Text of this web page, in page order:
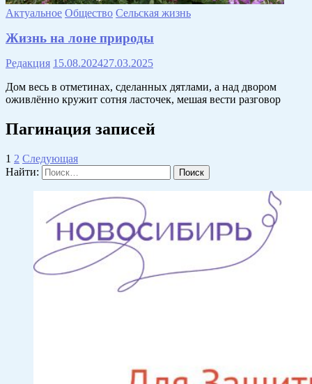
Актуальное Общество Сельская жизнь
Жизнь на лоне природы
Редакция 15.08.202427.03.2025
Дом весь в отметинах, сделанных дятлами, а над двором
оживлённо кружит сотня ласточек, мешая вести разговор
Пагинация записей
1 2 Следующая
Найти: